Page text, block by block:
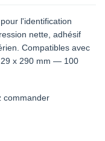
l'identification
nette, adhésif
Compatibles avec
29 x 290 mm — 100
commander